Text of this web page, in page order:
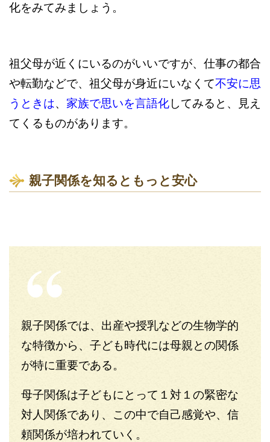
化をみてみましょう。
祖父母が近くにいるのがいいですが、仕事の都合
や転勤などで、祖父母が身近にいなくて不安に思
うときは、 家族で思いを言語化してみると、見え
てくるものがあります。
親子関係を知るともっと安心
親子関係では、出産や授乳などの生物学的
な特徴から、子ども時代には母親との関係
が特に重要である。
母子関係は子どもにとって１対１の緊密な
対人関係であり、この中で自己感覚や、信
頼関係が培われていく。